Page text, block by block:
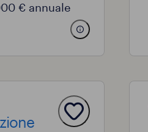
€ annuale